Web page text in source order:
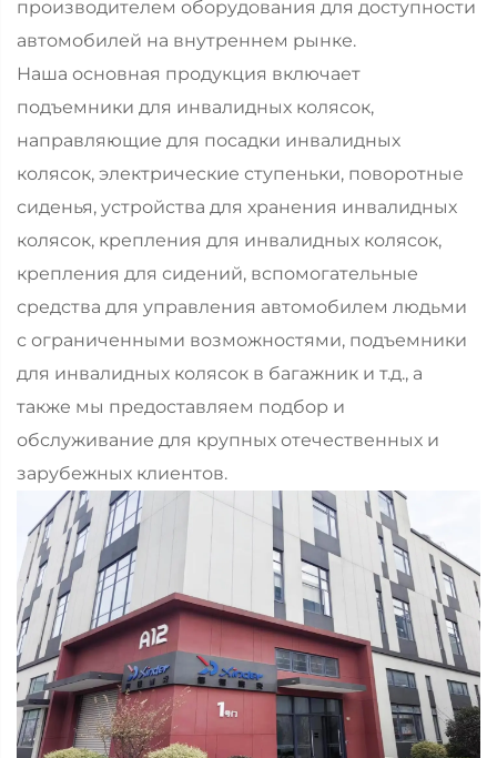
производителем оборудования для доступности
автомобилей на внутреннем рынке.
Наша основная продукция включает
подъемники для инвалидных колясок,
направляющие для посадки инвалидных
колясок, электрические ступеньки, поворотные
сиденья, устройства для хранения инвалидных
колясок, крепления для инвалидных колясок,
крепления для сидений, вспомогательные
средства для управления автомобилем людьми
с ограниченными возможностями, подъемники
для инвалидных колясок в багажник и т.д., а
также мы предоставляем подбор и
обслуживание для крупных отечественных и
зарубежных клиентов.